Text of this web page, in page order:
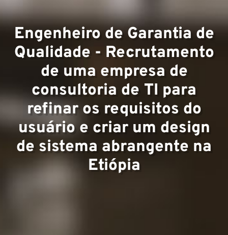
Engenheiro de Garantia de
Qualidade - Recrutamento
de uma empresa de
consultoria de TI para
refinar os requisitos do
usuário e criar um design
de sistema abrangente na
Etiópia